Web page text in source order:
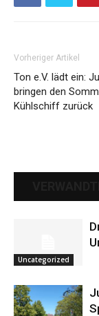
Vorheriger Artikel
Ton e.V. lädt ein:
bringen den
Kühlschiff zurück
Uncategorized